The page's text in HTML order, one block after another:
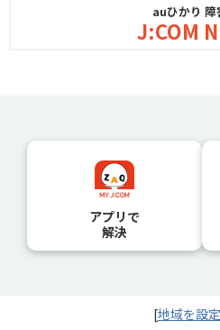
auひかり 障
J:COM
アプリで
解決
[地域を設